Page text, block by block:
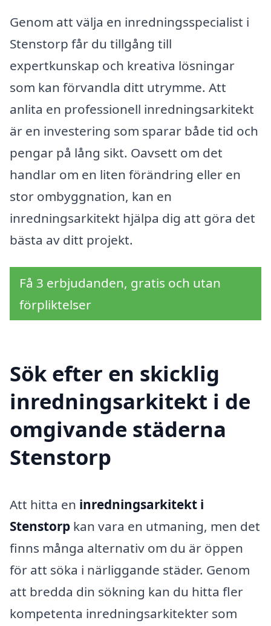
Genom att välja en inredningsspecialist i
Stenstorp får du tillgång till
expertkunskap och kreativa lösningar
som kan förvandla ditt utrymme. Att
anlita en professionell inredningsarkitekt
är en investering som sparar både tid och
pengar på lång sikt. Oavsett om det
handlar om en liten förändring eller en
stor ombyggnation, kan en
inredningsarkitekt hjälpa dig att göra det
bästa av ditt projekt.
Få 3 erbjudanden, gratis och utan
förpliktelser
Sök efter en skicklig
inredningsarkitekt i de
omgivande städerna
Stenstorp
Att hitta en inredningsarkitekt i
Stenstorp kan vara en utmaning, men det
finns många alternativ om du är öppen
för att söka i närliggande städer. Genom
att bredda din sökning kan du hitta fler
kompetenta inredningsarkitekter som